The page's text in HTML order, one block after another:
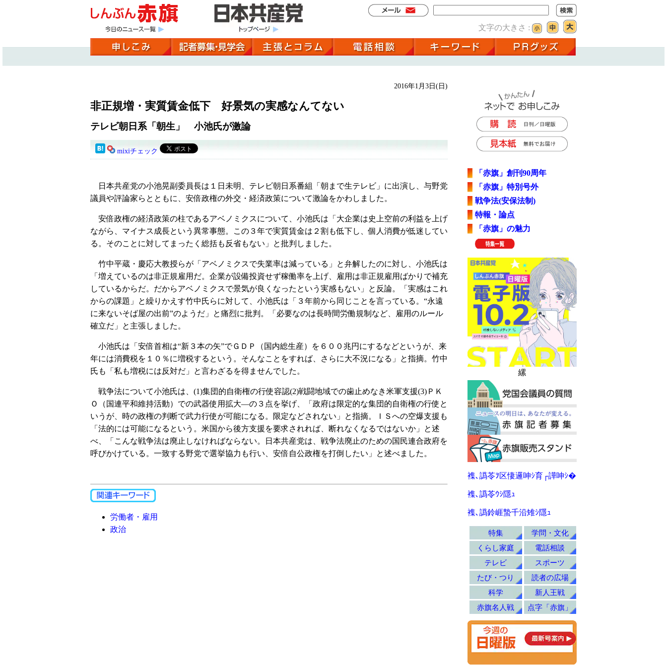
文字の大きさ :
2016年1月3日(日)
非正規増・実質賃金低下 好景気の実感なんてない
テレビ朝日系「朝生」 小池氏が激論
mixiチェック
日本共産党の小池晃副委員長は１日未明、テレビ朝日系番組「朝まで生テレビ」に出演し、与野党
議員や評論家らとともに、安倍政権の外交・経済政策について激論をかわしました。
安倍政権の経済政策の柱であるアベノミクスについて、小池氏は「大企業は史上空前の利益を上げ
ながら、マイナス成長という異常事態。この３年で実質賃金は２割も低下し、個人消費が低迷してい
る。そのことに対してまったく総括も反省もない」と批判しました。
竹中平蔵・慶応大教授らが「アベノミクスで失業率は減っている」と弁解したのに対し、小池氏は
「増えているのは非正規雇用だ。企業が設備投資せず稼働率を上げ、雇用は非正規雇用ばかりで補充
しているからだ。だからアベノミクスで景気が良くなったという実感もない」と反論。「実感はこれ
からの課題」と繰りかえす竹中氏らに対して、小池氏は「３年前から同じことを言っている。“永遠
に来ないそば屋の出前”のようだ」と痛烈に批判。「必要なのは長時間労働規制など、雇用のルール
確立だ」と主張しました。
小池氏は「安倍首相は“新３本の矢”でＧＤＰ（国内総生産）を６００兆円にするなどというが、来
年には消費税を１０％に増税するという。そんなことをすれば、さらに大不況になる」と指摘。竹中
氏も「私も増税には反対だ」と言わざるを得ませんでした。
戦争法について小池氏は、(1)集団的自衛権の行使容認(2)戦闘地域での歯止めなき米軍支援(3)ＰＫ
Ｏ（国連平和維持活動）での武器使用拡大―の３点を挙げ、「政府は限定的な集団的自衛権の行使と
いうが、時の政権の判断で武力行使が可能になる。限定などされない」と指摘。ＩＳへの空爆支援も
「法的には可能になるという。米国から後方支援を要求されれば、断れなくなるではないか」と述
べ、「こんな戦争法は廃止しなければならない。日本共産党は、戦争法廃止のための国民連合政府を
呼びかけている。一致する野党で選挙協力も行い、安倍自公政権を打倒したい」と述べました。
労働者・雇用
政治
「赤旗」創刊90周年
「赤旗」特別号外
戦争法(安保法制)
特報・論点
「赤旗」の魅力
縲
襍､譌苓ｦ区悽邏呻ｼ育┌譁呻ｼ�
襍､譌苓ｳｼ隱ｭ
襍､譌鈴崕蟄千沿雉ｼ隱ｭ
特集
学問・文化
くらし家庭
電話相談
テレビ
スポーツ
たび・つり
読者の広場
科学
新人王戦
赤旗名人戦
点字「赤旗」